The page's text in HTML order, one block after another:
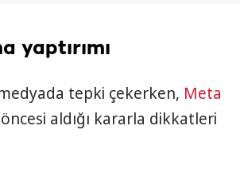
yaptırımı
medyada tepki çekerken, Meta
aldığı kararla dikkatleri